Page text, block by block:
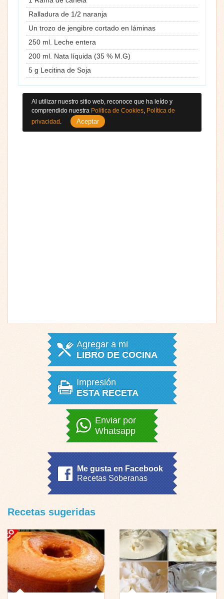
Ralladura de 1/2 naranja
Un trozo de jengibre cortado en láminas
250 ml. Leche entera
200 ml. Nata líquida (35 % M.G)
5 g Lecitina de Soja
Agregar a mi
LIBRO DE COCINA
Impresión
ESTA RECETA
Enviar por
Whatsapp
Me gusta en Facebook
Recetas Soberanas
Recetas sugeridas
Al utilizar nuestro sitio web, reconoce que ha leído y
comprendido nuestra Política de Cookies Política de
privacidad
Aceptar